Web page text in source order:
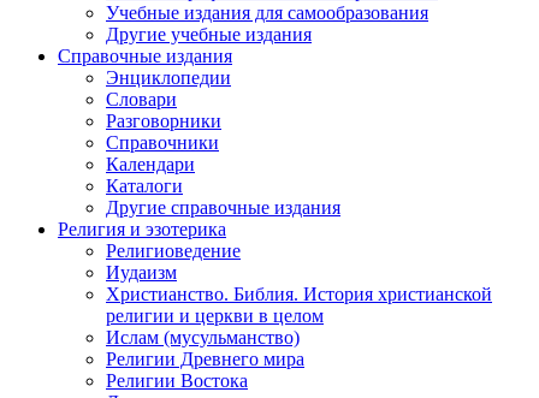
Учебные издания для самообразования
Другие учебные издания
Справочные издания
Энциклопедии
Словари
Разговорники
Справочники
Календари
Каталоги
Другие справочные издания
Религия и эзотерика
Религиоведение
Иудаизм
Христианство. Библия. История христианской
религии и церкви в целом
Ислам (мусульманство)
Религии Древнего мира
Религии Востока